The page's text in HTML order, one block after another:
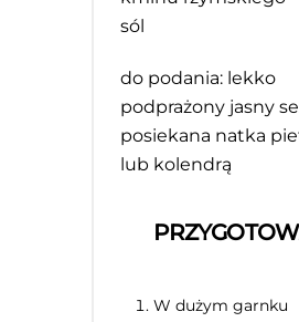
sól
do podania: lekko
podprażony jasny
posiekana natka
lub kolendrą
W dużym garnku